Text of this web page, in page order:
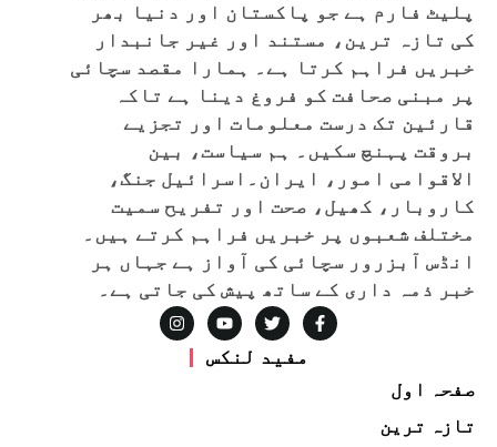
پلیٹ فارم ہے جو پاکستان اور دنیا بھر
کی تازہ ترین، مستند اور غیر جانبدار
خبریں فراہم کرتا ہے۔ ہمارا مقصد سچائی
پر مبنی صحافت کو فروغ دینا ہے تاکہ
قارئین تک درست معلومات اور تجزیے
بروقت پہنچ سکیں۔ ہم سیاست، بین
الاقوامی امور، ایران۔اسرائیل جنگ،
کاروبار، کھیل، صحت اور تفریح سمیت
مختلف شعبوں پر خبریں فراہم کرتے ہیں۔
انڈس آبزرور سچائی کی آواز ہے جہاں ہر
خبر ذمہ داری کے ساتھ پیش کی جاتی ہے۔
مفید لنکس
صفحہ اول
تازہ ترین